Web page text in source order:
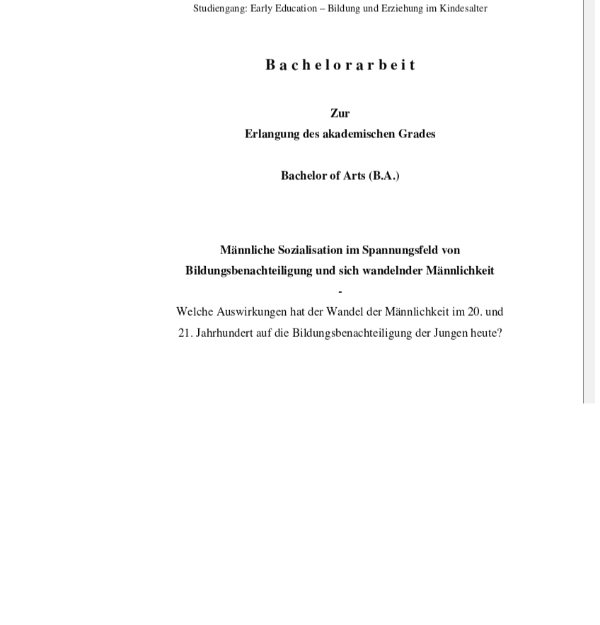
Studiengang: Early Education – Bildung und Erziehung im Kindesalter
B a c h e l o r a r b e i t
Zur
Erlangung des akademischen Grades
Bachelor of Arts (B.A.)
Männliche Sozialisation im Spannungsfeld von
Bildungsbenachteiligung und sich wandelnder Männlichkeit
-
Welche Auswirkungen hat der Wandel der Männlichkeit im 20. und
21. Jahrhundert auf die Bildungsbenachteiligung der Jungen heute?